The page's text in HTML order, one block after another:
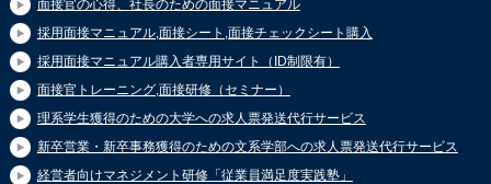
面接官の心得、社長のための面接マニュアル
採用面接マニュアル,面接シート,面接チェックシート購入
採用面接マニュアル購入者専用サイト（ID制限有）
面接官トレーニング,面接研修（セミナー）
理系学生獲得のための大学への求人票発送代行サービス
新卒営業・新卒事務獲得のための文系学部への求人票発送代行サービス
経営者向けマネジメント研修「従業員満足度実践塾」